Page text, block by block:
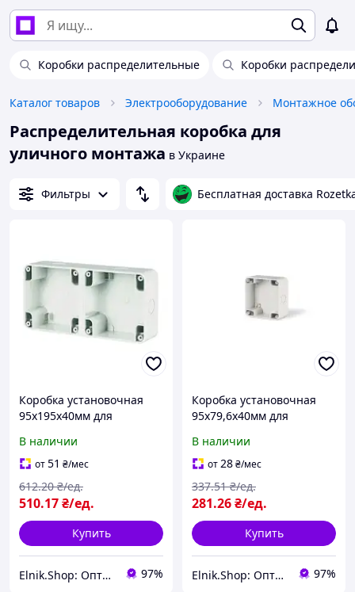
Коробки распределительные Коробки
Каталог товаров Электрооборудование Монтажное
Распределительная коробка для
уличного монтажа в Украине
Фильтры Бесплатная доставка
Коробка установочная
95x195x40мм для
розетки 95х95мм
[DIS137102] Quadro ДКС
В наличии
от51 ₴/мес
510.17₴/ед.
612.20 ₴/ед.
Купить
Elnik.Shop: Оптово-розничная компания 97%
Коробка установочная
95x79,6x40мм для
розетку 95х95мм
[DIS137101] Quadro ДКС
В наличии
от28₴/мес
281.26₴/ед.
337.51 ₴/ед.
Купить
Elnik.Shop: Оптово-розничная компания 97%